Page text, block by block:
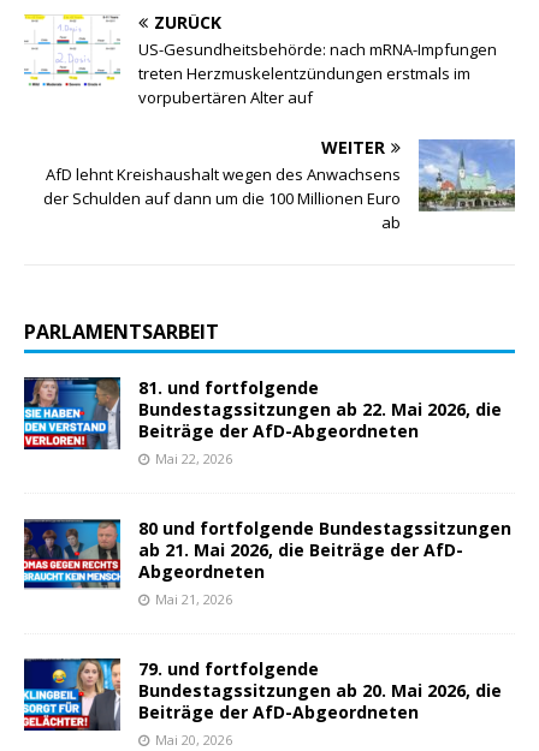
ZURÜCK
US-Gesundheitsbehörde: nach mRNA-Impfungen
treten Herzmuskelentzündungen erstmals im
vorpubertären Alter auf
WEITER
AfD lehnt Kreishaushalt wegen des Anwachsens
der Schulden auf dann um die 100 Millionen Euro
ab
PARLAMENTSARBEIT
81. und fortfolgende
Bundestagssitzungen ab 22. Mai 2026, die
Beiträge der AfD-Abgeordneten
Mai 22, 2026
80 und fortfolgende Bundestagssitzungen
ab 21. Mai 2026, die Beiträge der AfD-
Abgeordneten
Mai 21, 2026
79. und fortfolgende
Bundestagssitzungen ab 20. Mai 2026, die
Beiträge der AfD-Abgeordneten
Mai 20, 2026